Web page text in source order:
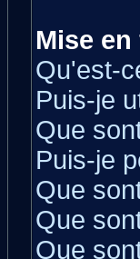
Mise
Qu'est-
Puis-je
Que
Puis-je
Que
Que
Que